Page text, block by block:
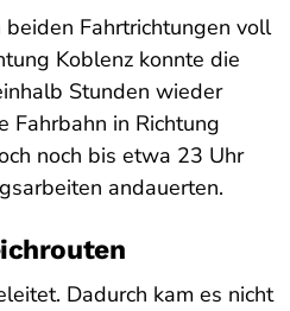
Fahrtrichtungen voll
Koblenz konnte die
Stunden wieder
Fahrbahn in Richtung
noch bis etwa 23 Uhr
andauerten.
Dadurch kam es nicht